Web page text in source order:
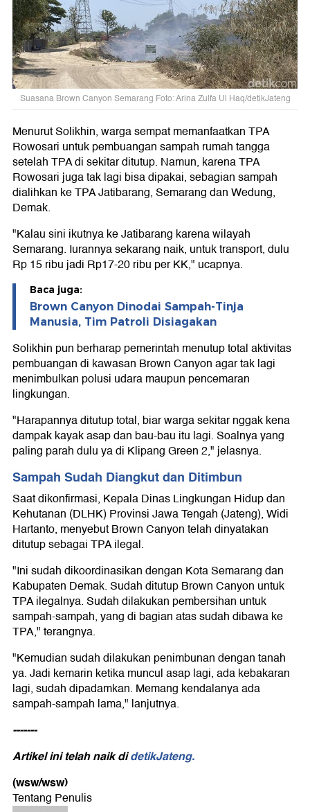
Suasana Brown Canyon Semarang Foto: Arina Zulfa Ul Haq/detikJateng
Menurut Solikhin, warga sempat memanfaatkan TPA
Rowosari untuk pembuangan sampah rumah tangga
setelah TPA di sekitar ditutup. Namun, karena TPA
Rowosari juga tak lagi bisa dipakai, sebagian sampah
dialihkan ke TPA Jatibarang, Semarang dan Wedung,
Demak.
"Kalau sini ikutnya ke Jatibarang karena wilayah
Semarang. Iurannya sekarang naik, untuk transport, dulu
Rp 15 ribu jadi Rp17-20 ribu per KK," ucapnya.
Baca juga:
Brown Canyon Dinodai Sampah-Tinja
Manusia, Tim Patroli Disiagakan
Solikhin pun berharap pemerintah menutup total aktivitas
pembuangan di kawasan Brown Canyon agar tak lagi
menimbulkan polusi udara maupun pencemaran
lingkungan.
"Harapannya ditutup total, biar warga sekitar nggak kena
dampak kayak asap dan bau-bau itu lagi. Soalnya yang
paling parah dulu ya di Klipang Green 2," jelasnya.
Sampah Sudah Diangkut dan Ditimbun
Saat dikonfirmasi, Kepala Dinas Lingkungan Hidup dan
Kehutanan (DLHK) Provinsi Jawa Tengah (Jateng), Widi
Hartanto, menyebut Brown Canyon telah dinyatakan
ditutup sebagai TPA ilegal.
"Ini sudah dikoordinasikan dengan Kota Semarang dan
Kabupaten Demak. Sudah ditutup Brown Canyon untuk
TPA ilegalnya. Sudah dilakukan pembersihan untuk
sampah-sampah, yang di bagian atas sudah dibawa ke
TPA," terangnya.
"Kemudian sudah dilakukan penimbunan dengan tanah
ya. Jadi kemarin ketika muncul asap lagi, ada kebakaran
lagi, sudah dipadamkan. Memang kendalanya ada
sampah-sampah lama," lanjutnya.
-------
Artikel ini telah naik didetikJateng.
(wsw/wsw)